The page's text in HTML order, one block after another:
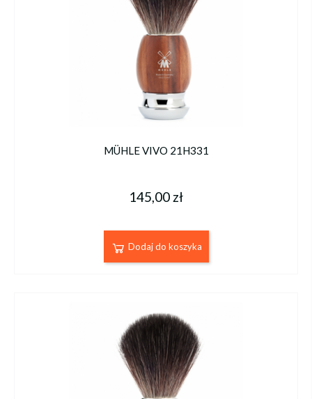
MÜHLE VIVO 21H331
145,00 zł
Dodaj do koszyka